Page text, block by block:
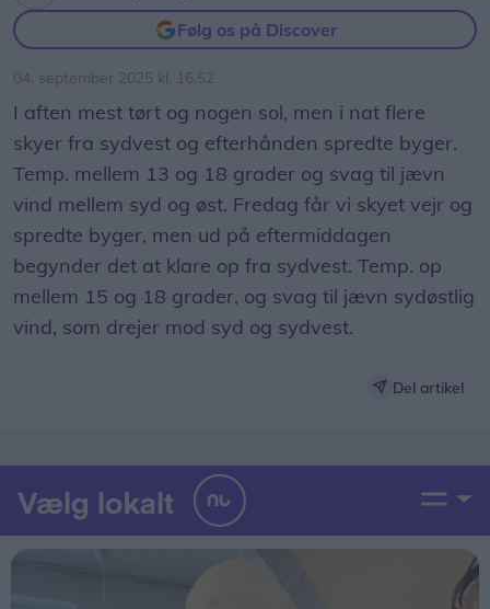
Følg os på Discover
04. september 2025 kl. 16.52
I aften mest tørt og nogen sol, men i nat flere
skyer fra sydvest og efterhånden spredte byger.
Temp. mellem 13 og 18 grader og svag til jævn
vind mellem syd og øst. Fredag får vi skyet vejr og
spredte byger, men ud på eftermiddagen
begynder det at klare op fra sydvest. Temp. op
mellem 15 og 18 grader, og svag til jævn sydøstlig
vind, som drejer mod syd og sydvest.
Del artikel